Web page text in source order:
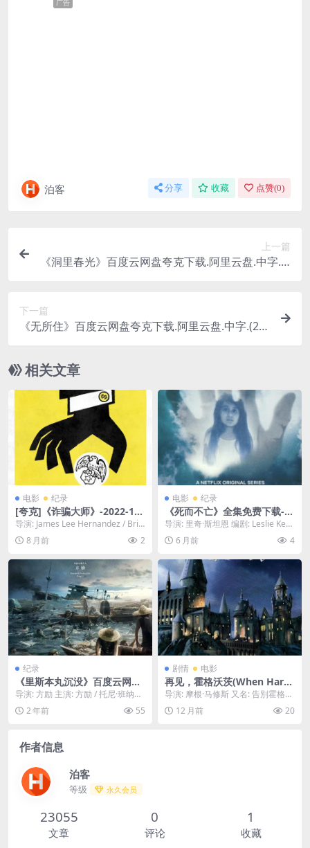
广告
泊客 分享 收藏 点赞(0)
上一篇
《洞里春光》百度云网盘夸克下载.阿里云盘.中字.(2
下一篇
《无所住》百度云网盘夸克下载.阿里云盘.中字.(20
相关文章
电影 纪录
[夸克]《诈骗大师》-2022-108
0P揭秘杀猪盘-纪录片/犯罪-
[US]
导演: James Lee Hernandez / Bria
n Lazarte ...
8 月前 2
电影 纪录
《死而不亡》全集免费下载-2
021-1080P全网高分必看 – 纪
录片/奇幻 – [US][夸克网盘/百
度网盘]
导演: 里奇·斯坦恩 编剧: Leslie Kea
n 又名: 活过死亡 资源下载...
6 月前 4
纪录
《里斯本丸沉没》百度云网盘
下载.阿里云盘.国语中字.(202
3)
导演: 方励 主演: 方励 / 托尼·班纳姆
/ 林阿根 / 丹尼斯·莫利 / ...
2 年前 55
剧情 电影
再见，霍格沃茨(When Harry
Left Hogwarts)-2011-纪录
片-免费下载 🪄《哈利·波特》
系列完结篇的幕后纪录片，带
导演: 摩根·马修斯 又名: 告別霍格沃
茨 / 当哈利离别霍格沃茨 资源下
载：再...
12 月前 20
作者信息
泊客
等级 永久会员
23055
文章
0
评论
1
收藏